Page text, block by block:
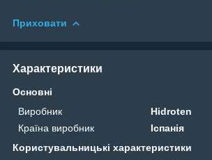
Приховати
Характеристики
Основні
Виробник
Hidroten
Країна виробник
Іспанія
Користувальницькі характеристики